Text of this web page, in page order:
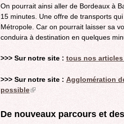
On pourrait ainsi aller de Bordeaux à
15 minutes. Une offre de transports
Métropole. Car on pourrait laisser sa
conduira à destination en quelques
>>> Sur notre site : tous nos
>>> Sur notre site : Agglomération
possible(link
external)
De nouveaux parcours et